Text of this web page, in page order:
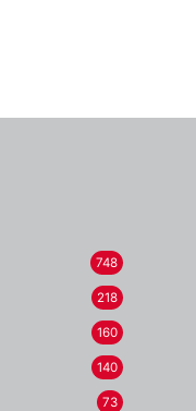
748
218
160
140
73